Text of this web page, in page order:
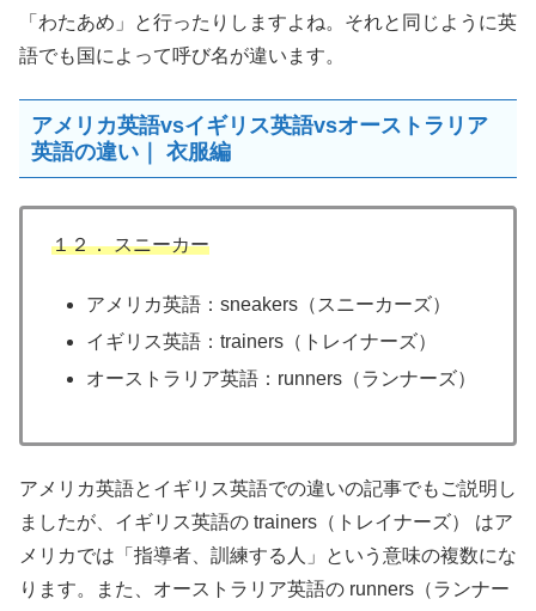
「わたあめ」と行ったりしますよね。それと同じように英
語でも国によって呼び名が違います。
アメリカ英語vsイギリス英語vsオーストラリア
英語の違い｜ 衣服編
１２． スニーカー
アメリカ英語：sneakers（スニーカーズ）
イギリス英語：trainers（トレイナーズ）
オーストラリア英語：runners（ランナーズ）
アメリカ英語とイギリス英語での違いの記事でもご説明し
ましたが、イギリス英語の trainers（トレイナーズ） はア
メリカでは「指導者、訓練する人」という意味の複数にな
ります。また、オーストラリア英語の runners（ランナー